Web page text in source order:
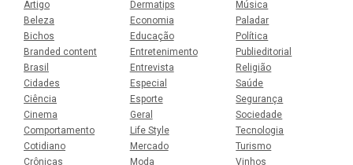
Artigo
Beleza
Bichos
Branded content
Brasil
Cidades
Ciência
Cinema
Comportamento
Cotidiano
Crônicas
Dermatips
Economia
Educação
Entretenimento
Entrevista
Especial
Esporte
Geral
Life Style
Mercado
Moda
Música
Paladar
Política
Publieditorial
Religião
Saúde
Segurança
Sociedade
Tecnologia
Turismo
Vinhos